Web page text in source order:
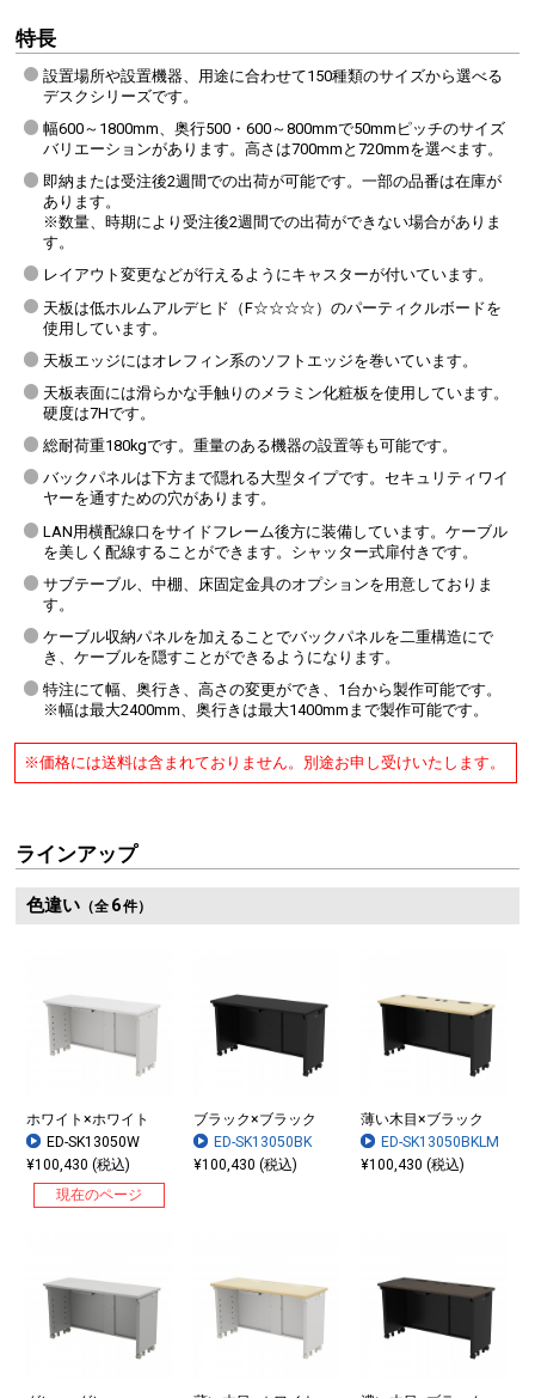
特長
設置場所や設置機器、用途に合わせて150種類のサイズから選べる
デスクシリーズです。
幅600～1800mm、奥行500・600～800mmで50mmピッチのサイズ
バリエーションがあります。高さは700mmと720mmを選べます。
即納または受注後2週間での出荷が可能です。一部の品番は在庫が
あります。
※数量、時期により受注後2週間での出荷ができない場合がありま
す。
レイアウト変更などが行えるようにキャスターが付いています。
天板は低ホルムアルデヒド（F☆☆☆☆）のパーティクルボードを
使用しています。
天板エッジにはオレフィン系のソフトエッジを巻いています。
天板表面には滑らかな手触りのメラミン化粧板を使用しています。
硬度は7Hです。
総耐荷重180kgです。重量のある機器の設置等も可能です。
バックパネルは下方まで隠れる大型タイプです。セキュリティワイ
ヤーを通すための穴があります。
LAN用横配線口をサイドフレーム後方に装備しています。ケーブル
を美しく配線することができます。シャッター式扉付きです。
サブテーブル、中棚、床固定金具のオプションを用意しておりま
す。
ケーブル収納パネルを加えることでバックパネルを二重構造にで
き、ケーブルを隠すことができるようになります。
特注にて幅、奥行き、高さの変更ができ、1台から製作可能です。
※幅は最大2400mm、奥行きは最大1400mmまで製作可能です。
※価格には送料は含まれておりません。別途お申し受けいたします。
ラインアップ
色違い（全 6件）
ホワイト×ホワイト
ED-SK13050W
¥100,430 (税込)
現在のページ
ブラック×ブラック
ED-SK13050BK
¥100,430 (税込)
薄い木目×ブラック
ED-SK13050BKLM
¥100,430 (税込)